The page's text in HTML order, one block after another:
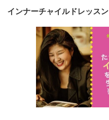
インナーチャイルドレッスン